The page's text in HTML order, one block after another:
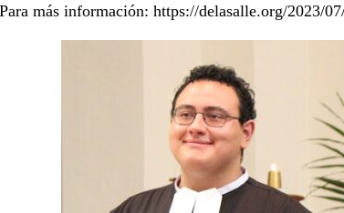
Para más información: https://delasalle.org/2023/